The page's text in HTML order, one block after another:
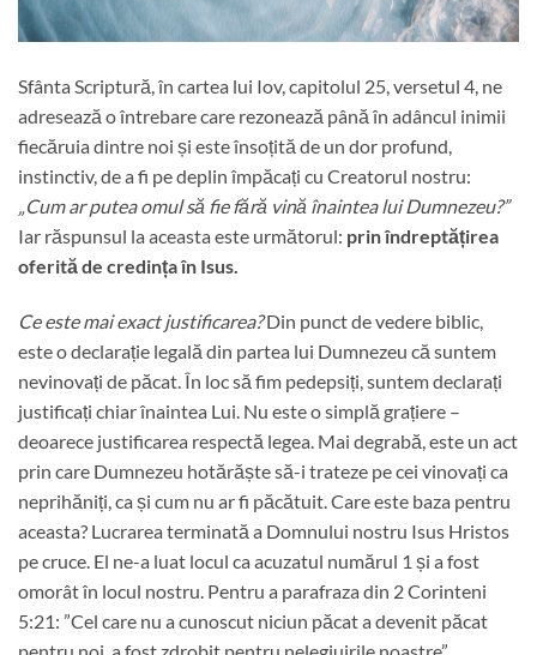
Sfânta Scriptură, în cartea lui Iov, capitolul 25, versetul 4, ne
adresează o întrebare care rezonează până în adâncul inimii
fiecăruia dintre noi și este însoțită de un dor profund,
instinctiv, de a fi pe deplin împăcați cu Creatorul nostru:
„Cum ar putea omul să fie fără vină înaintea lui Dumnezeu?”
Iar răspunsul la aceasta este următorul: prin îndreptățirea
oferită de credința în Isus.
Ce este mai exact justificarea?Din punct de vedere biblic,
este o declarație legală din partea lui Dumnezeu că suntem
nevinovați de păcat. În loc să fim pedepsiți, suntem declarați
justificați chiar înaintea Lui. Nu este o simplă grațiere –
deoarece justificarea respectă legea. Mai degrabă, este un act
prin care Dumnezeu hotărăște să-i trateze pe cei vinovați ca
neprihăniți, ca și cum nu ar fi păcătuit. Care este baza pentru
aceasta? Lucrarea terminată a Domnului nostru Isus Hristos
pe cruce. El ne-a luat locul ca acuzatul numărul 1 și a fost
omorât în ​​locul nostru. Pentru a parafraza din 2 Corinteni
5:21: ”Cel care nu a cunoscut niciun păcat a devenit păcat
pentru noi, a fost zdrobit pentru nelegiuirile noastre”.